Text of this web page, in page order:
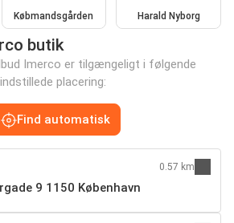
Købmandsgården Harald Nyborg
butik
Imerco er tilgængeligt i følgende
placering:
Find automatisk
9 1150 København
0.57 km